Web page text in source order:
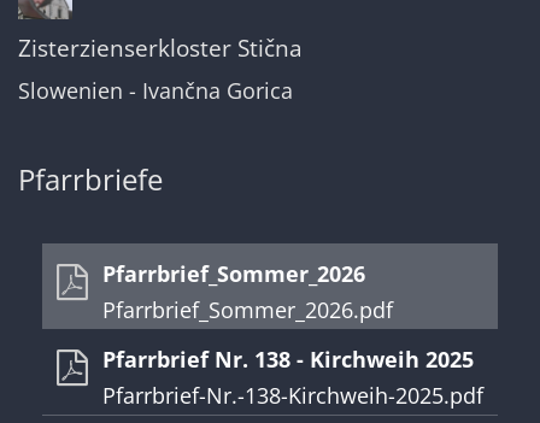
Zisterzienserkloster Stična
Slowenien - Ivančna Gorica
Pfarrbriefe
Pfarrbrief_Sommer_2026
Pfarrbrief_Sommer_2026.pdf
Pfarrbrief Nr. 138 - Kirchweih 2025
Pfarrbrief-Nr.-138-Kirchweih-2025.pdf